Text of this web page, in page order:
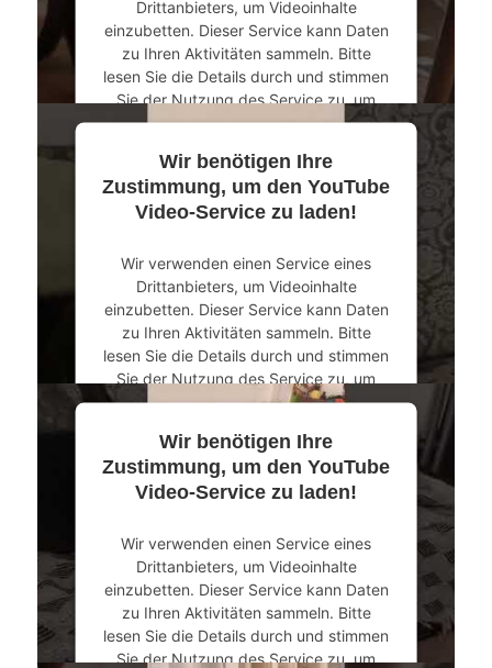
Drittanbieters, um Videoinhalte
einzubetten. Dieser Service kann Daten
zu Ihren Aktivitäten sammeln. Bitte
lesen Sie die Details durch und stimmen
Sie der Nutzung des Service zu, um
dieses Video anzusehen.
Mehr Informationen
powered byUsercentrics Consent
Management Platform&eRecht24
Wir benötigen Ihre
Zustimmung, um den YouTube
Video-Service zu laden!
Wir verwenden einen Service eines
Drittanbieters, um Videoinhalte
einzubetten. Dieser Service kann Daten
zu Ihren Aktivitäten sammeln. Bitte
lesen Sie die Details durch und stimmen
Sie der Nutzung des Service zu, um
dieses Video anzusehen.
Mehr Informationen
powered byUsercentrics Consent
Management Platform&eRecht24
Wir benötigen Ihre
Zustimmung, um den YouTube
Video-Service zu laden!
Wir verwenden einen Service eines
Drittanbieters, um Videoinhalte
einzubetten. Dieser Service kann Daten
zu Ihren Aktivitäten sammeln. Bitte
lesen Sie die Details durch und stimmen
Sie der Nutzung des Service zu, um